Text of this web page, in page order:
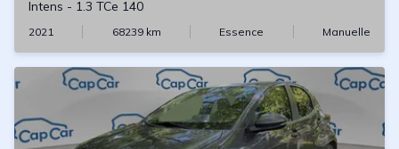
Intens - 1.3 TCe 140
2021 68239km Essence Manuelle